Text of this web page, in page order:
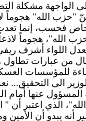
الواجهة مشكلة
الله" هجوماً
فحسب، إنما
الله"، هجوماً
أشرف ريفي
من عبارات
للمؤسسات
الى
عنها أمام
الذي اعتبر